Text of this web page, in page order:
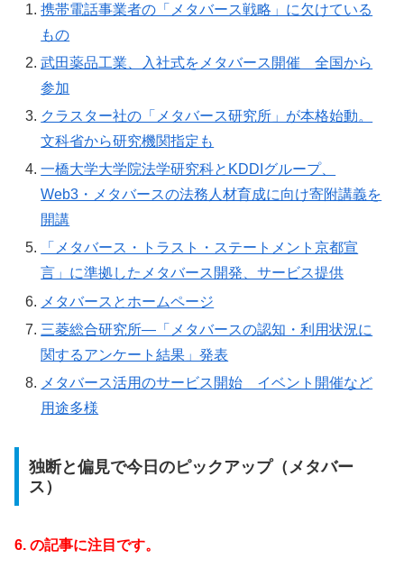
携帯電話事業者の「メタバース戦略」に欠けている
もの
武田薬品工業、入社式をメタバース開催 全国から
参加
クラスター社の「メタバース研究所」が本格始動。
文科省から研究機関指定も
一橋大学大学院法学研究科とKDDIグループ、
Web3・メタバースの法務人材育成に向け寄附講義を
開講
「メタバース・トラスト・ステートメント京都宣
言」に準拠したメタバース開発、サービス提供
メタバースとホームページ
三菱総合研究所—「メタバースの認知・利用状況に
関するアンケート結果」発表
メタバース活用のサービス開始 イベント開催など
用途多様
独断と偏見で今日のピックアップ（メタバー
ス）
6. の記事に注目です。